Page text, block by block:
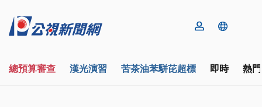
總預算審查 漢光演習 苦茶油苯駢芘超標 即時 熱